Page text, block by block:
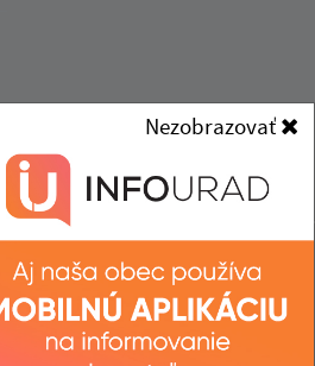
Nezobrazovať